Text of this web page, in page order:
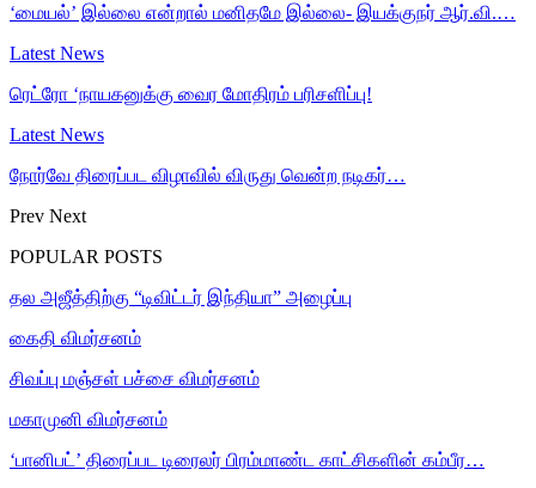
‘மையல்’ இல்லை என்றால் மனிதமே இல்லை- இயக்குநர் ஆர்.வி.…
Latest News
ரெட்ரோ ‘நாயகனுக்கு வைர மோதிரம் பரிசளிப்பு!
Latest News
நோர்வே திரைப்பட விழாவில் விருது வென்ற நடிகர்…
Prev Next
POPULAR POSTS
தல அஜீத்திற்கு “டிவிட்டர் இந்தியா” அழைப்பு
கைதி விமர்சனம்
சிவப்பு மஞ்சள் பச்சை விமர்சனம்
மகாமுனி விமர்சனம்
‘பானிபட்’ திரைப்பட டிரைலர் பிரம்மாண்ட காட்சிகளின் கம்பீர…